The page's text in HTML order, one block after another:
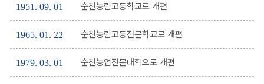
1951. 09. 01 순천농림고등학교로 개편
1965. 01. 22 순천농림고등전문학교로 개편
1979. 03. 01 순천농업전문대학으로 개편